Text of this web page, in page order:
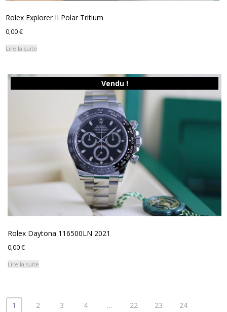
Rolex Explorer II Polar Tritium
0,00€
Lire la suite
Vendu !
Rolex Daytona 116500LN 2021
0,00€
Lire la suite
1 2 3 4 … 22 23
24